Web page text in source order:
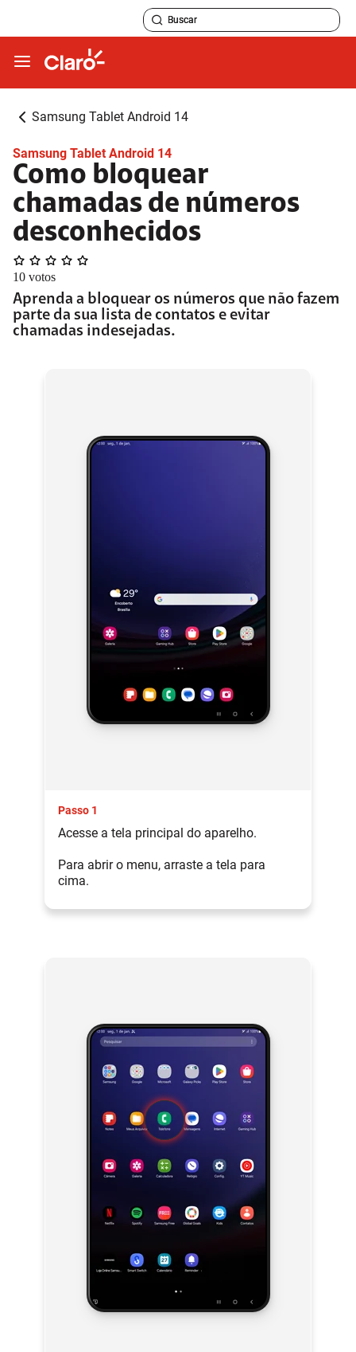
Samsung Tablet Android 14
Samsung Tablet Android 14
Como bloquear
chamadas de números
desconhecidos
10 votos
Aprenda a bloquear os números que não fazem
parte da sua lista de contatos e evitar
chamadas indesejadas.
Passo 1
Acesse a tela principal do aparelho.
Para abrir o menu, arraste a tela para
cima.